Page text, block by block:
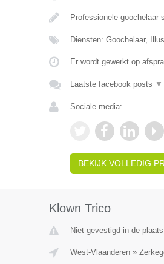
Professionele goochelaar
Diensten: Goochelaar,
Er wordt gewerkt op
Laatste facebook posts ▼
Sociale media:
BEKIJK VOLLEDIG
Klown Trico
Niet gevestigd in de
West-Vlaanderen»